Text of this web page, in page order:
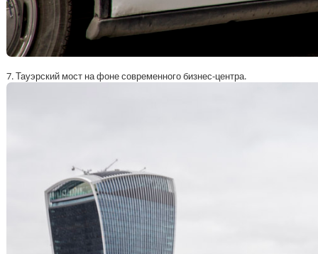
7. Тауэрский мост на фоне современного бизнес-центра.